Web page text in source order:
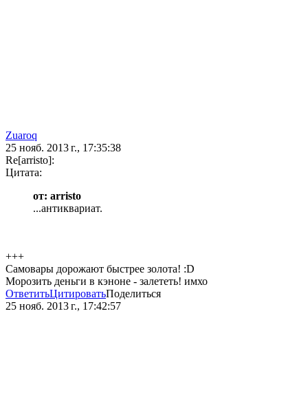
Zuaroq
25 нояб. 2013 г., 17:35:38
Re[arristo]:
Цитата:
от: arristo
...антиквариат.
+++
Самовары дорожают быстрее золота! :D
Морозить деньги в кэноне - залететь! имхо
ОтветитьЦитироватьПоделиться
25 нояб. 2013 г., 17:42:57